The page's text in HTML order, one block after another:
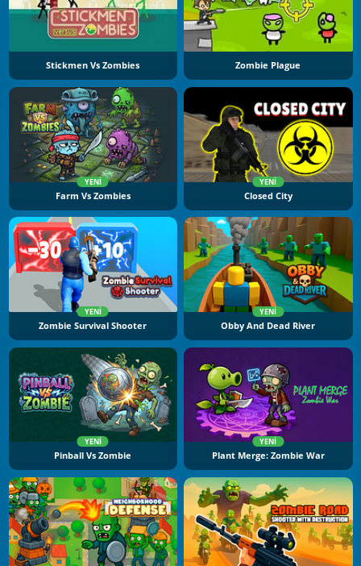
Stickmen Vs Zombies Zombie Plague
YENI
Farm Vs Zombies
YENI
Closed City
YENI
Zombie Survival Shooter
YENI
Obby And Dead River
YENI
Pinball Vs Zombie
YENI
Plant Merge: Zombie War